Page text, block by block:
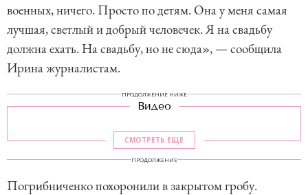
военных, ничего. Просто по детям. Она у меня самая
лучшая, светлый и добрый человечек. Я на свадьбу
должна ехать. На свадьбу, но не сюда», — сообщила
Ирина журналистам.
ПРОДОЛЖЕНИЕ НИЖЕ
Видео
СМОТРЕТЬ ЕЩЕ
ПРОДОЛЖЕНИЕ
Погрибниченко похоронили в закрытом гробу.